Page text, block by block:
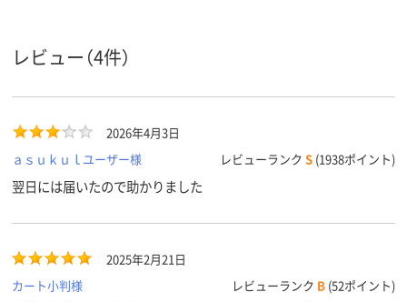
レビュー（4件）
2026年4月3日
ａｓｕｋｕｌユーザー様
レビューランク S (1938ポイント)
翌日には届いたので助かりました
2025年2月21日
カート小判様
レビューランク B (52ポイント)